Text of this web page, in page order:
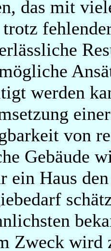
das mit
werden
von
Gebäude
ein Haus
Zweck wird